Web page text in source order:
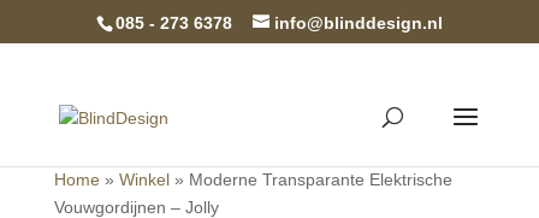
085 - 273 6378 info@blinddesign.nl
Home » Winkel» Moderne Transparante Elektrische
Vouwgordijnen – Jolly